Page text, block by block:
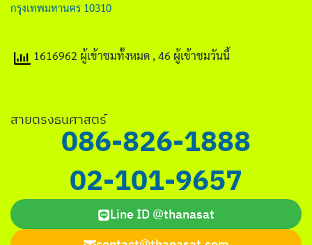
กรุงเทพมหานคร 10310
1616962 ผู้เข้าชมทั้งหมด , 46 ผู้เข้าชมวันนี้
สายตรงธนศาสตร์
086-826-1888
02-101-9657
Line ID @thanasat